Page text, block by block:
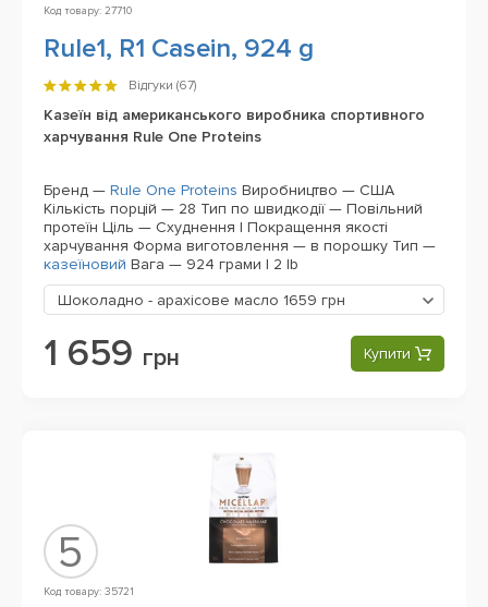
Код товару: 27710
Rule1, R1 Casein, 924 g
Відгуки (67)
Казеїн від американського виробника спортивного
харчування Rule One Proteins
Бренд — Rule One Proteins Виробництво — США
Кількість порцій — 28 Тип по швидкодії — Повільний
протеїн Ціль — Схуднення | Покращення якості
харчування Форма виготовлення — в порошку Тип —
казеїновий Вага — 924 грами | 2 lb
Шоколадно - арахісове масло 1659 грн
1 659 грн Купити
5
Код товару: 35721